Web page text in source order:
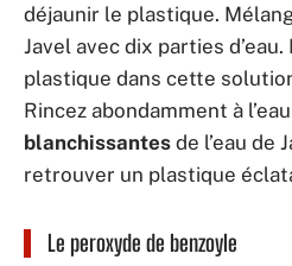
déjaunir le plastique.
Javel avec dix parties
plastique dans cette
Rincez abondamment à
blanchissantes de l’eau de
retrouver un plastique
Le peroxyde de benzoyle